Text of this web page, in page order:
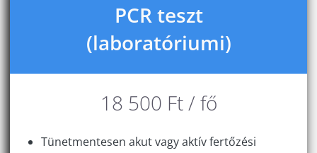
PCR teszt
(laboratóriumi)
18 500 Ft / fő
Tünetmentesen akut vagy aktív fertőzési